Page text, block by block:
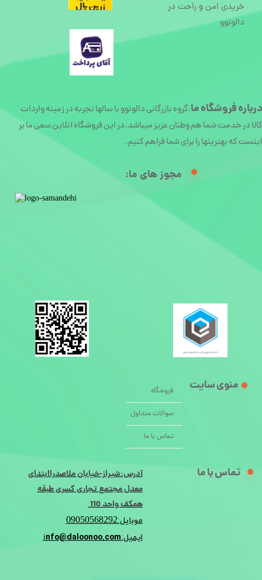
دربارهفروشگاه ما:گروه بازرگانی دالونوو با سالها تجربه در زمینه واردات
کالا در خدمت شما هم وطنان عزیز میباشد.در این فروشگاه آنلاین سعی ما بر
اینست که بهترینها را برای شما فراهم کنیم.
فروشگاه
سوالات متداول
تماس با ما
منوی سایت
تماس با ما
آدرس:شیراز-خیابان ملاصدراابتدای
معدل مجتمع تجاری کسری طبقه
همکف واحد 110
موبایل:09050568292
ایمیل:info@daloonoo.com
خریدی امن و راحت در
دالونوو
مجوز های ما:​